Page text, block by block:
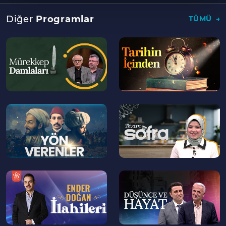
Diğer Programlar TÜMÜ
>
--
>
--
>
--
>
--
>
--
>